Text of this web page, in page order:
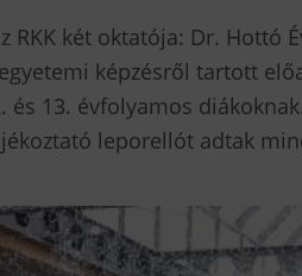
RKK két oktatója: Dr. Hottó
képzésről tartott
13. évfolyamos
leporellót adtak